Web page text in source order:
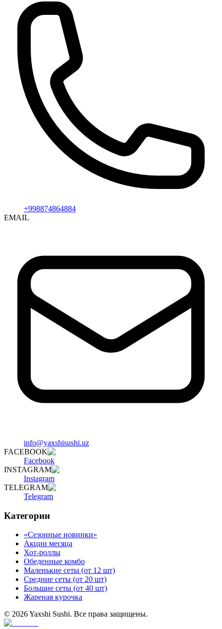
+998874864884
EMAIL
info@yaxshisushi.uz
FACEBOOK
Facebook
INSTAGRAM
Instagram
TELEGRAM
Telegram
Категории
«Сезонные новинки»
Акции месяца
Хот-роллы
Обеденные комбо
Маленькие сеты (от 12 шт)
Средние сеты (от 20 шт)
Большие сеты (от 40 шт)
Жареная курочка
© 2026Yaxshi Sushi. Все права защищены.